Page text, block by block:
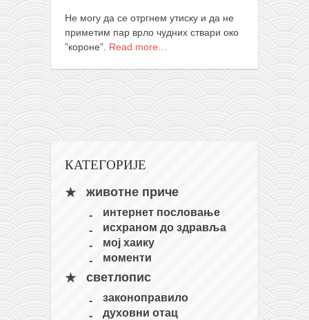
породичне приче
прота Воја
уместо твитера
календар српски
азбуки и књиге
Окинава карате
најновије на блогу
моје белешке
историја каратеа
бубиши
карате
кихон
наиханчи
Не могу да се отргнем утиску и да не
приметим пар врло чудних ствари око
”короне”. Read more…
КАТЕГОРИЈЕ
животне приче
интернет пословање
исхраном до здравља
мој хаику
моменти
светлопис
законоправило
духовни отац